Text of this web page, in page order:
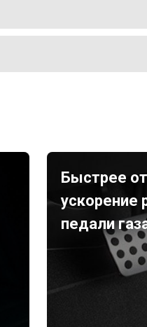
Быстрее
ускорение
педали